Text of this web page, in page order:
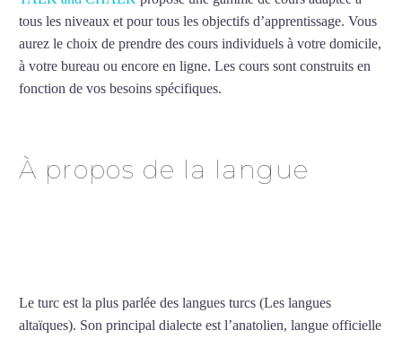
tous les niveaux et pour tous les objectifs d’apprentissage. Vous
aurez le choix de prendre des cours individuels à votre domicile,
à votre bureau ou encore en ligne. Les cours sont construits en
fonction de vos besoins spécifiques.
À propos de la langue
Le turc est la plus parlée des langues turcs (Les langues
altaïques). Son principal dialecte est l’anatolien, langue officielle